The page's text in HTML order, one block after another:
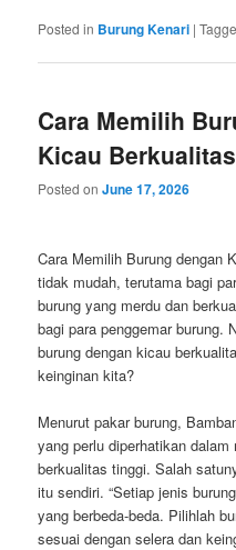
Posted in Burung Kenari |
Cara Memilih
Kicau
Posted onJune 17, 2026
Cara Memilih Burung dengan
tidak mudah, terutama bagi
burung yang merdu dan
bagi para penggemar burung.
burung dengan kicau
keinginan kita?
Menurut pakar burung,
yang perlu diperhatikan
berkualitas tinggi. Salah
itu sendiri. “Setiap jenis
yang berbeda-beda. Pilihlah
sesuai dengan selera dan